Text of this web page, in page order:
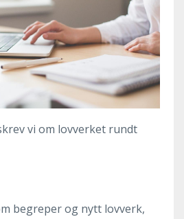
vi om lovverket rundt
begreper og nytt lovverk,